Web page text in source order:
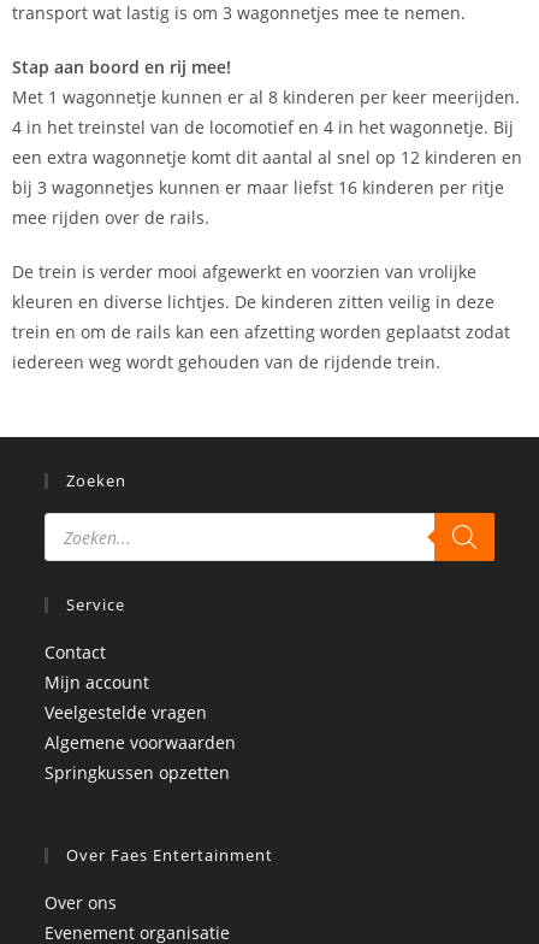
transport wat lastig is om 3 wagonnetjes mee te nemen.
Stap aan boord en rij mee!
Met 1 wagonnetje kunnen er al 8 kinderen per keer meerijden.
4 in het treinstel van de locomotief en 4 in het wagonnetje. Bij
een extra wagonnetje komt dit aantal al snel op 12 kinderen en
bij 3 wagonnetjes kunnen er maar liefst 16 kinderen per ritje
mee rijden over de rails.
De trein is verder mooi afgewerkt en voorzien van vrolijke
kleuren en diverse lichtjes. De kinderen zitten veilig in deze
trein en om de rails kan een afzetting worden geplaatst zodat
iedereen weg wordt gehouden van de rijdende trein.
Zoeken
Service
Contact
Mijn account
Veelgestelde vragen
Algemene voorwaarden
Springkussen opzetten
Over Faes Entertainment
Over ons
Evenement organisatie